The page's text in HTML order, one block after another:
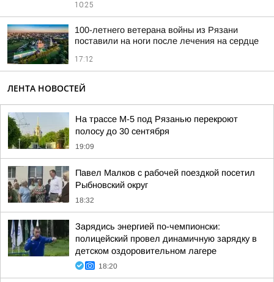
10:25
100-летнего ветерана войны из Рязани
поставили на ноги после лечения на сердце
17:12
ЛЕНТА НОВОСТЕЙ
На трассе М-5 под Рязанью перекроют
полосу до 30 сентября
19:09
Павел Малков с рабочей поездкой посетил
Рыбновский округ
18:32
Зарядись энергией по-чемпионски:
полицейский провел динамичную зарядку в
детском оздоровительном лагере
18:20